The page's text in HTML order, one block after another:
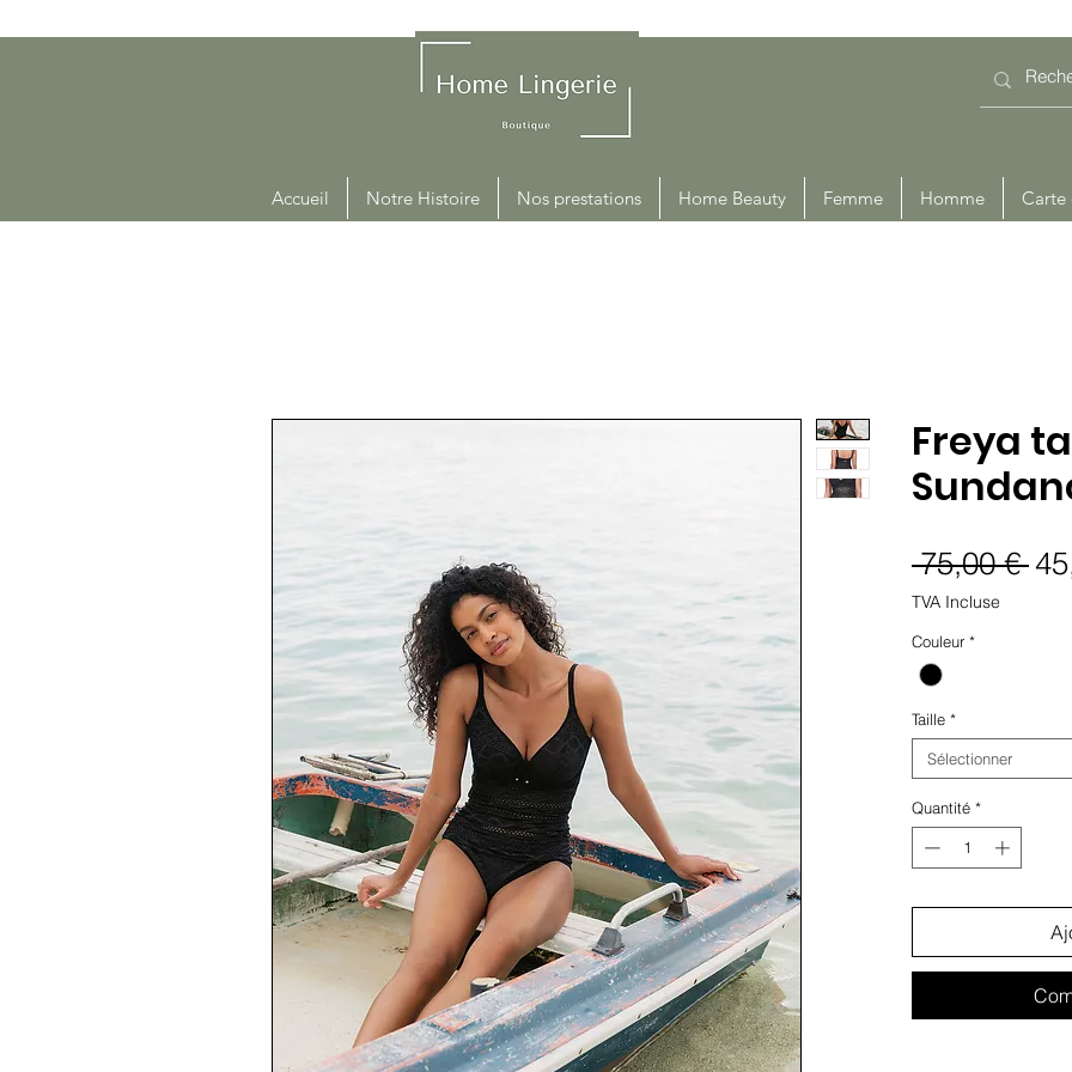
Accueil Notre Histoire Nos prestations Home Beauty Femme Homme Carte
Freya
75,00 €
TVA Incluse
Couleur *
Taille *
Sélectionner
Quantité *